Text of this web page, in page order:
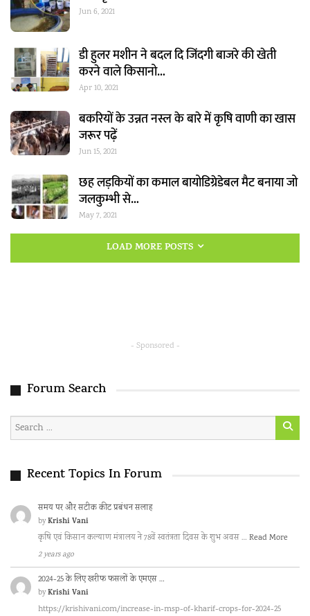
Jun 6, 2021
डी हुलर मशीन ने बदल दि जिंदगी बाजरे की खेती
करने वाले किसानो…
Apr 10, 2021
बकरियों के उन्नत नस्ल के बारे में कृषि वाणी का खास
जरूर पढ़ें
Jun 15, 2021
छह लड़कियों का कमाल बायोडिग्रेडेबल मैट बनाया जो
जलकुम्भी से…
May 7, 2021
LOAD MORE POSTS
- Sponsored -
Forum Search
Recent Topics In Forum
समय पर और सटीक कीट प्रबंधन सलाह
byKrishi Vani
कृषि एवं किसान कल्याण मंत्रालय ने 78वें स्वतंत्रता दिवस के शुभ अवस … Read More
2 years ago
2024-25 के लिए खरीफ फसलों के एमएस …
byKrishi Vani
https://krishivani.com/increase-in-msp-of-kharif-crops-for-2024-25